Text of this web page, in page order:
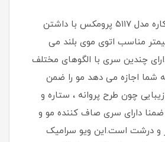
ویو سرامیک هفت کاره مدل ۵۱۱۷ پرومکس با داشتن
پهنا ۴۸ میلیمتر مناسب اتوی موی بلند می
چندین سری با الگوهای مختلف
شما اجازه می دهد مو را ضمن
چون طرح پروانه ، ستاره و
دارای سری صاف کننده مو و
و درشت است.این ویو سرامیک